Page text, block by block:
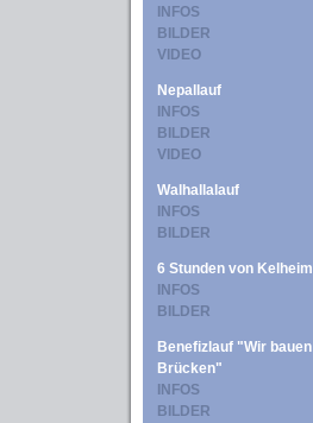
INFOS
BILDER
VIDEO
Nepallauf
INFOS
BILDER
VIDEO
Walhallalauf
INFOS
BILDER
6 Stunden von Kelheim
INFOS
BILDER
Benefizlauf "Wir bauen
Brücken"
INFOS
BILDER